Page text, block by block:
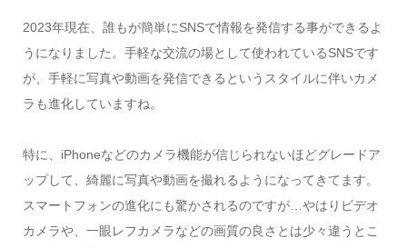
2023年現在、誰もが簡単にSNSで情報を発信する事ができるよ
うになりました。手軽な交流の場として使われているSNSです
が、手軽に写真や動画を発信できるというスタイルに伴いカメ
ラも進化していますね。
特に、iPhoneなどのカメラ機能が信じられないほどグレードア
ップして、綺麗に写真や動画を撮れるようになってきてます。
スマートフォンの進化にも驚かされるのですが…やはりビデオ
カメラや、一眼レフカメラなどの画質の良さとは少々違うとこ